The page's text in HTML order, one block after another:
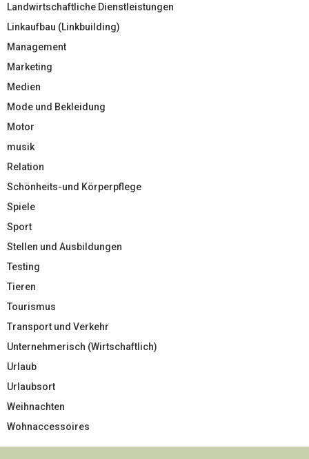
Landwirtschaftliche Dienstleistungen
Linkaufbau (Linkbuilding)
Management
Marketing
Medien
Mode und Bekleidung
Motor
musik
Relation
Schönheits-und Körperpflege
Spiele
Sport
Stellen und Ausbildungen
Testing
Tieren
Tourismus
Transport und Verkehr
Unternehmerisch (Wirtschaftlich)
Urlaub
Urlaubsort
Weihnachten
Wohnaccessoires